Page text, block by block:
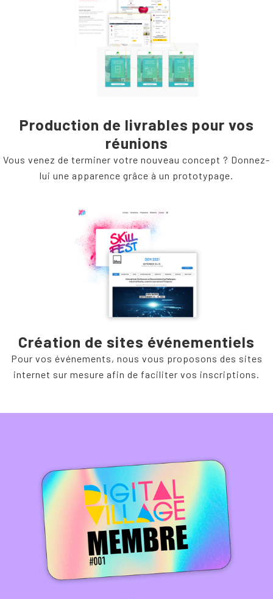
Production de livrables pour vos
réunions
Vous venez de terminer votre nouveau concept ? Donnez-
lui une apparence grâce à un prototypage.
Création de sites événementiels
Pour vos événements, nous vous proposons des sites
internet sur mesure afin de faciliter vos inscriptions.